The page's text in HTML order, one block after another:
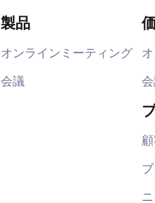
製品
オンラインミーティング
会議